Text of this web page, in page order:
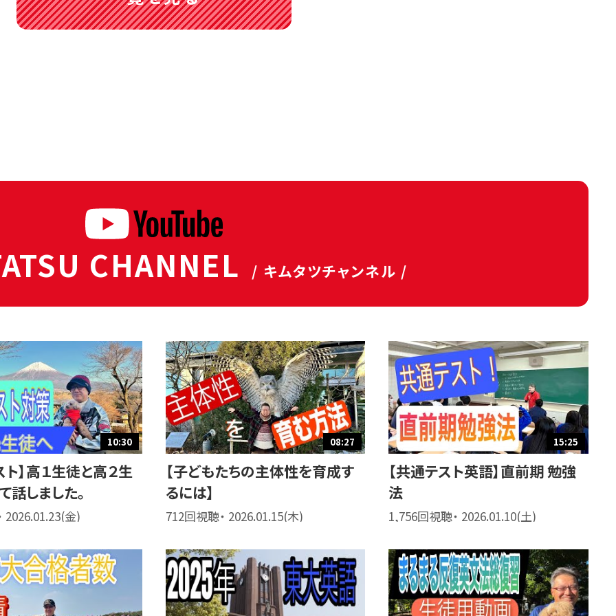
CHANNEL / キムタツチャンネル /
10:30
ト】高１生徒と高２生
話しました。
2026.01.23(金)
08:27
【子どもたちの主体性を育成す
るには】
712回視聴・ 2026.01.15(木)
15:25
【共通テスト英語】直前期 勉強
法
1,756回視聴・ 2026.01.10(土)